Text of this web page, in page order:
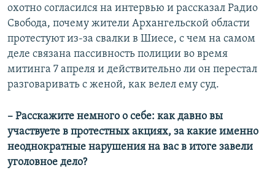
охотно согласился на интервью и рассказал Радио
Свобода, почему жители Архангельской области
протестуют из-за свалки в Шиесе, с чем на самом
деле связана пассивность полиции во время
митинга 7 апреля и действительно ли он перестал
разговаривать с женой, как велел ему суд.
– Расскажите немного о себе: как давно вы
участвуете в протестных акциях, за какие именно
неоднократные нарушения на вас в итоге завели
уголовное дело?